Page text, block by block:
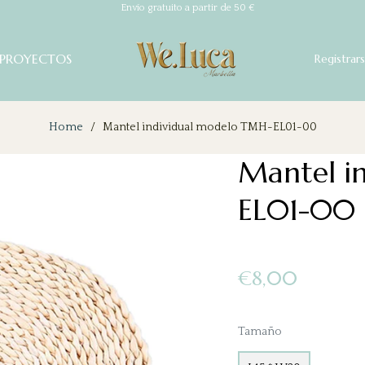
Envío gratuito a partir de 50 €
PROYECTOS
Home / Mantel individual modelo TMH-EL01-00
Mantel
EL01-00
Precio
habitual
€8,00
Tamaño